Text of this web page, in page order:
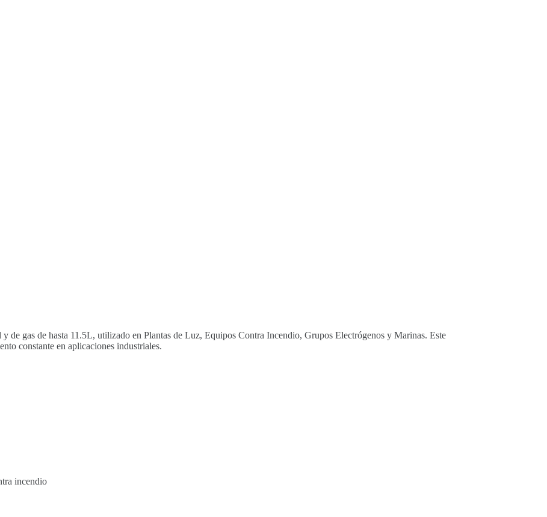
y de gas de hasta 11.5L, utilizado en Plantas de Luz, Equipos Contra Incendio, Grupos Electrógenos y Marinas. Este
constante en aplicaciones industriales.
incendio